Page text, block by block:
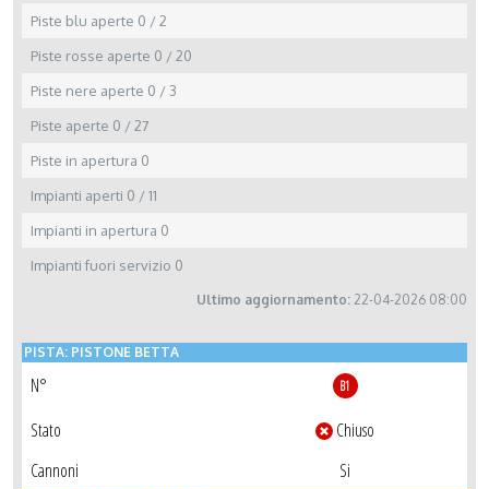
Piste blu aperte 0 / 2
Piste rosse aperte 0 / 20
Piste nere aperte 0 / 3
Piste aperte 0 / 27
Piste in apertura 0
Impianti aperti 0 / 11
Impianti in apertura 0
Impianti fuori servizio 0
Ultimo aggiornamento: 22-04-2026 08:00
PISTA: PISTONE BETTA
N° B1
Stato
Chiuso
Cannoni
Si